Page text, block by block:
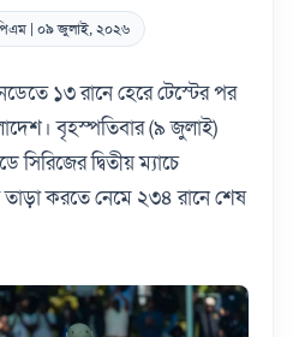
| ০৯ জুলাই, ২০২৬
১৩ রানে হেরে টেস্টের পর
বৃহস্পতিবার (৯ জুলাই)
সিরিজের দ্বিতীয় ম্যাচে
তাড়া করতে নেমে ২৩৪ রানে শেষ